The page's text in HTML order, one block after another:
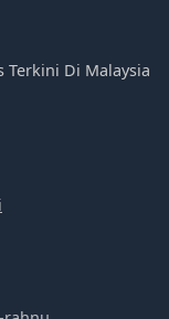
Terkini Di Malaysia